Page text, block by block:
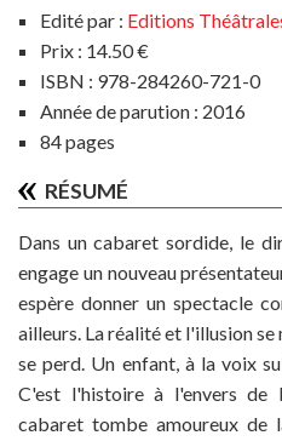
Edité par : Editions
Prix : 14.50 €
ISBN : 978-284260-721-0
Année de parution : 2016
84 pages
RÉSUMÉ
Dans un cabaret sordide, le
engage un nouveau
espère donner un spectacle
ailleurs. La réalité et l'illusion
se perd. Un enfant, à la voix
C'est l'histoire à l'envers de
cabaret tombe amoureux